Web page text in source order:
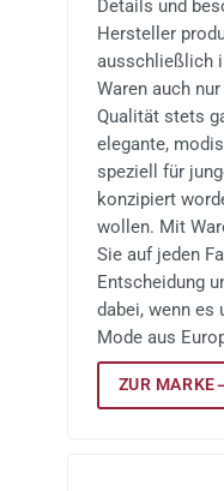
Details und
Hersteller
ausschließlich
Waren auch
Qualität stets
elegante,
speziell für
konzipiert
wollen. Mit
Sie auf jeden
Entscheidung
dabei, wenn es
Mode aus
ZUR MARKE